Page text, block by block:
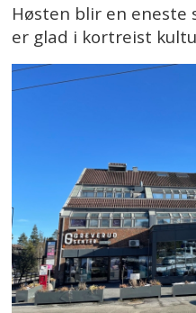
Høsten blir en
er glad i kortreist